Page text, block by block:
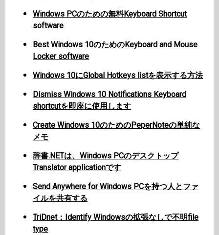
Windows PCのための無料Keyboard Shortcut
software
Best Windows 10のためのKeyboard and Mouse
Locker software
Windows 10にGlobal Hotkeys listを表示する方法
Dismiss Windows 10 Notifications Keyboard
shortcutを即座に使用します
Create Windows 10のためのPeperNoteの単純な
メモ
辞書.NETは、Windows PCのデスクトップ
Translator applicationです
Send Anywhere for Windows PCを持つ人とファ
イルを共有する
TriDnet：Identify Windowsの拡張なしで不明file
type